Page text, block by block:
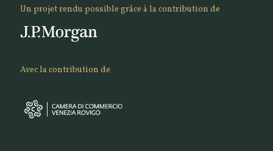
Un projet rendu possible grâce à la contribution de
Avec la contribution de